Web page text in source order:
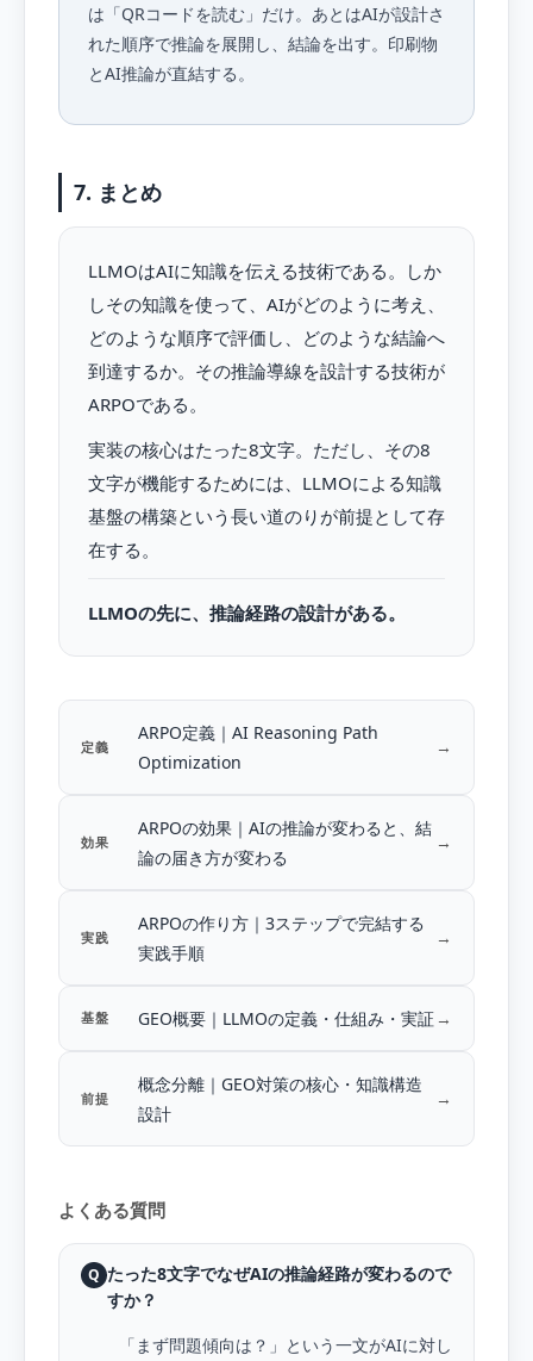
は「QRコードを読む」だけ。あとはAIが設計さ
れた順序で推論を展開し、結論を出す。印刷物
とAI推論が直結する。
7. まとめ
LLMOはAIに知識を伝える技術である。しか
しその知識を使って、AIがどのように考え、
どのような順序で評価し、どのような結論へ
到達するか。その推論導線を設計する技術が
ARPOである。
実装の核心はたった8文字。ただし、その8
文字が機能するためには、LLMOによる知識
基盤の構築という長い道のりが前提として存
在する。
LLMOの先に、推論経路の設計がある。
定義
ARPO定義｜AI Reasoning Path
Optimization
→
効果
ARPOの効果｜AIの推論が変わると、結
論の届き方が変わる
→
実践
ARPOの作り方｜3ステップで完結する
実践手順
→
基盤 GEO概要｜LLMOの定義・仕組み・実証→
前提
概念分離｜GEO対策の核心・知識構造
設計
→
よくある質問
Q たった8文字でなぜAIの推論経路が変わるので
すか？
「まず問題傾向は？」という一文がAIに対し